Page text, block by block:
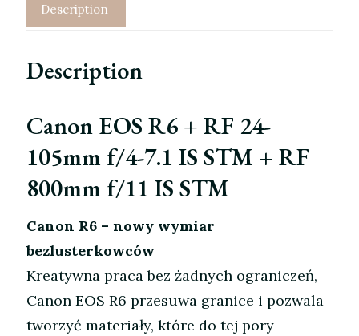
Description
Description
Canon EOS R6 + RF 24-
105mm f/4-7.1 IS STM + RF
800mm f/11 IS STM
Canon R6 – nowy wymiar
bezlusterkowców
Kreatywna praca bez żadnych ograniczeń,
Canon EOS R6 przesuwa granice i pozwala
tworzyć materiały, które do tej pory